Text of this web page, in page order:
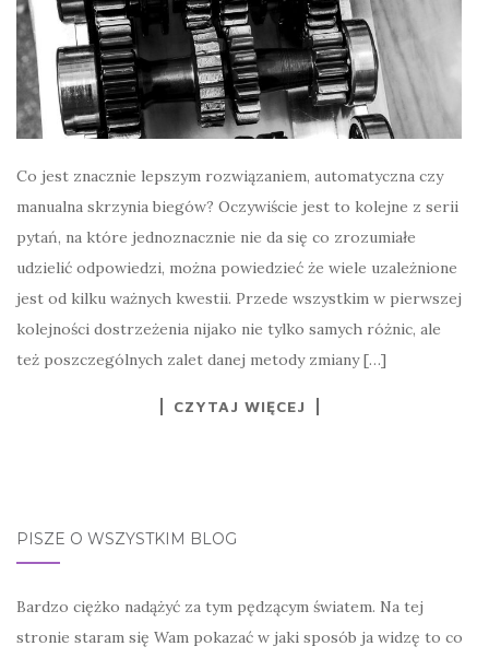
Co jest znacznie lepszym rozwiązaniem, automatyczna czy
manualna skrzynia biegów? Oczywiście jest to kolejne z serii
pytań, na które jednoznacznie nie da się co zrozumiałe
udzielić odpowiedzi, można powiedzieć że wiele uzależnione
jest od kilku ważnych kwestii. Przede wszystkim w pierwszej
kolejności dostrzeżenia nijako nie tylko samych różnic, ale
też poszczególnych zalet danej metody zmiany […]
CZYTAJ WIĘCEJ
PISZE O WSZYSTKIM BLOG
Bardzo ciężko nadążyć za tym pędzącym światem. Na tej
stronie staram się Wam pokazać w jaki sposób ja widzę to co